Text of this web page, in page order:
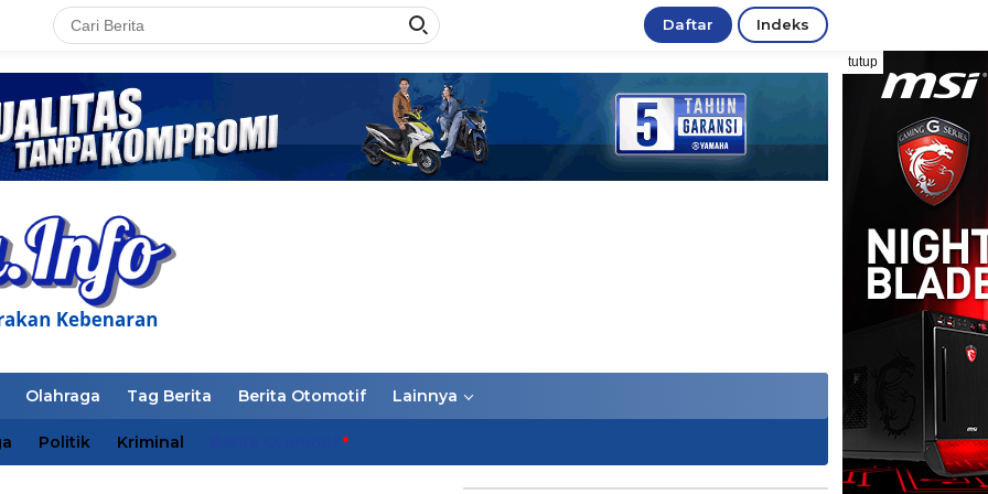
Daftar Indeks
tutup
Olahraga Tag Berita Berita Otomotif Lainnya
Politik Kriminal